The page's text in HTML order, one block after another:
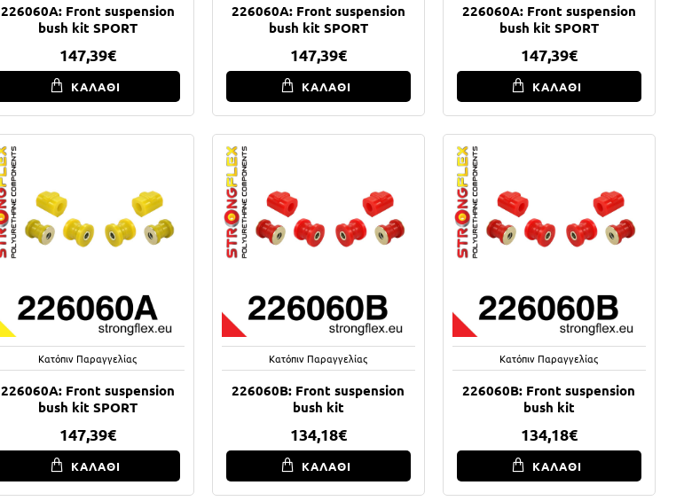
226060A: Front suspension
bush kit SPORT
147,39€
ΚΑΛΑΘΙ
226060A: Front suspension
bush kit SPORT
147,39€
ΚΑΛΑΘΙ
226060A: Front suspension
bush kit SPORT
147,39€
ΚΑΛΑΘΙ
Κατόπιν Παραγγελίας
226060A: Front suspension
bush kit SPORT
147,39€
ΚΑΛΑΘΙ
Κατόπιν Παραγγελίας
226060B: Front suspension
bush kit
134,18€
ΚΑΛΑΘΙ
Κατόπιν Παραγγελίας
226060B: Front suspension
bush kit
134,18€
ΚΑΛΑΘΙ